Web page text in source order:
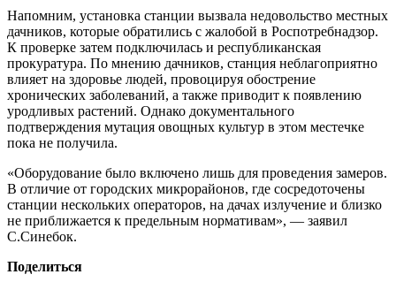
Напомним, установка станции вызвала недовольство местных
дачников, которые обратились с жалобой в Роспотребнадзор.
К проверке затем подключилась и республиканская
прокуратура. По мнению дачников, станция неблагоприятно
влияет на здоровье людей, провоцируя обострение
хронических заболеваний, а также приводит к появлению
уродливых растений. Однако документального
подтверждения мутация овощных культур в этом местечке
пока не получила.
«Оборудование было включено лишь для проведения замеров.
В отличие от городских микрорайонов, где сосредоточены
станции нескольких операторов, на дачах излучение и близко
не приближается к предельным нормативам», — заявил
С.Синебок.
Поделиться